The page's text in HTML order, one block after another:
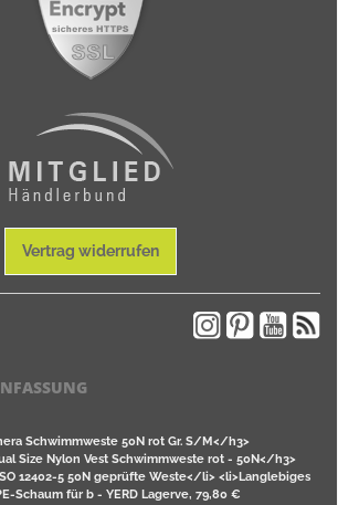
Vertrag widerrufen
Schwimmweste 50N rot Gr. S/M</h3>
Size Nylon Vest Schwimmweste rot - 50N</h3>
12402-5 50N geprüfte Weste</li> <li>Langlebiges
Schaum für b - YERD Lagerve, 79,80 €